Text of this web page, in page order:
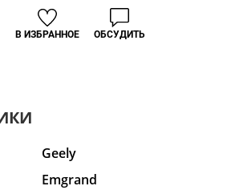
В ИЗБРАННОЕ ОБСУДИТЬ
Geely
Emgrand